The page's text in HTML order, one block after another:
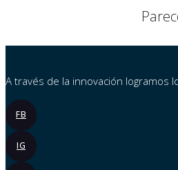
A través de la innovación logramos
FB
IG